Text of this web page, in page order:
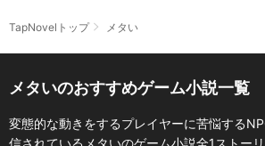
TapNovelトップ メタい
メタいのおすすめゲーム小説一覧
変態的な動きをするプレイヤーに苦悩する
信されているメタいのゲーム小説全1ストー